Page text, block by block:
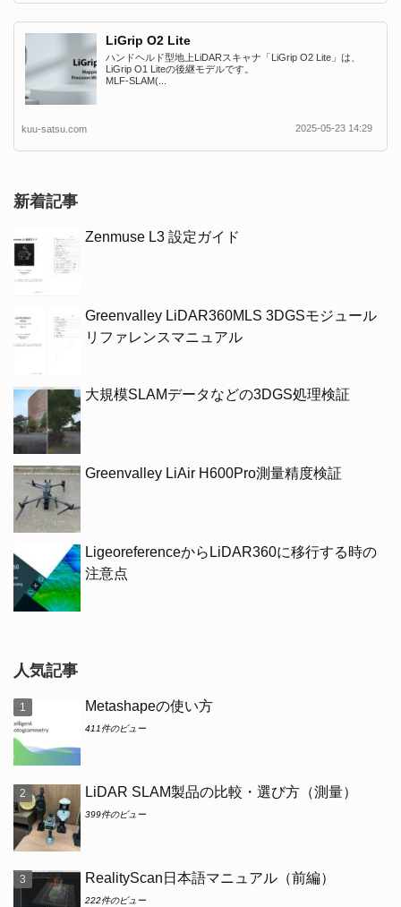
LiGrip O2 Lite
ハンドヘルド型地上LiDARスキャナ「LiGrip O2 Lite」は、
LiGrip O1 Liteの後継モデルです。
MLF-SLAM(...
kuu-satsu.com 2025-05-23 14:29
新着記事
Zenmuse L3 設定ガイド
Greenvalley LiDAR360MLS 3DGSモジュール
リファレンスマニュアル
大規模SLAMデータなどの3DGS処理検証
Greenvalley LiAir H600Pro測量精度検証
LigeoreferenceからLiDAR360に移行する時の
注意点
人気記事
Metashapeの使い方
411件のビュー
LiDAR SLAM製品の比較・選び方（測量）
399件のビュー
RealityScan日本語マニュアル（前編）
222件のビュー